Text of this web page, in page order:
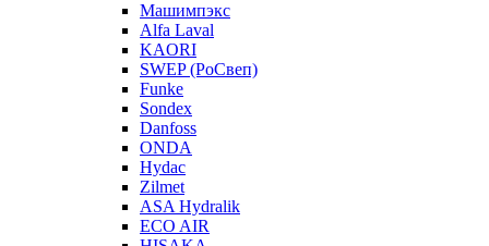
Машимпэкс
Alfa Laval
KAORI
SWEP (РоСвеп)
Funke
Sondex
Danfoss
ONDA
Hydac
Zilmet
ASA Hydralik
ECO AIR